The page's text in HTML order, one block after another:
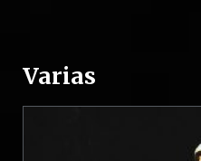
Varias